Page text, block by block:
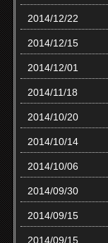
2014/12/22
2014/12/15
2014/12/01
2014/11/18
2014/10/20
2014/10/14
2014/10/06
2014/09/30
2014/09/15
2014/09/15